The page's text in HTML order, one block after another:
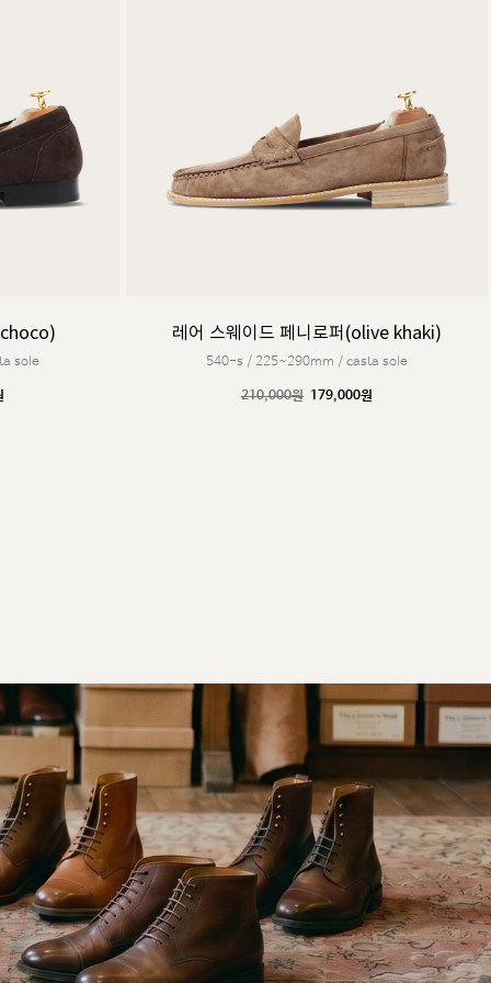
sole
레어 스웨이드 페니로퍼(olive khaki)
540-s / 225~290mm / casta sole
210,000원 179,000원